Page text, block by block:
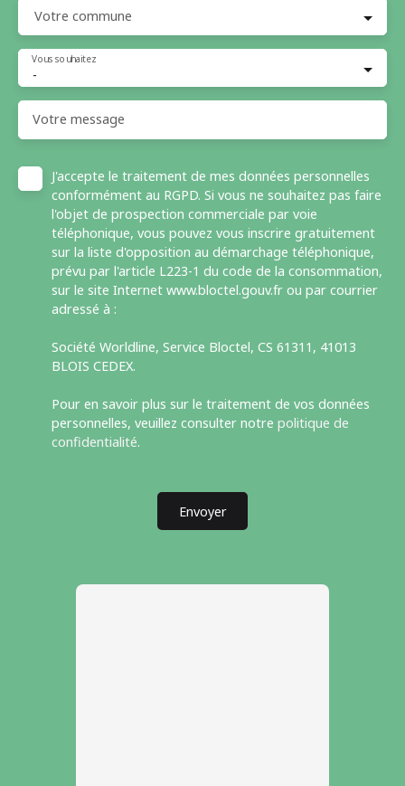
Votre commune
-
Vous souhaitez
Votre message
J'accepte le traitement de mes données personnelles
conformément au RGPD. Si vous ne souhaitez pas faire
l'objet de prospection commerciale par voie
téléphonique, vous pouvez vous inscrire gratuitement
sur la liste d'opposition au démarchage téléphonique,
prévu par l'article L223-1 du code de la consommation,
sur le site Internet www.bloctel.gouv.fr ou par courrier
adressé à :
Société Worldline, Service Bloctel, CS 61311, 41013
BLOIS CEDEX.
Pour en savoir plus sur le traitement de vos données
personnelles, veuillez consulter notre politique de
confidentialité.
Envoyer